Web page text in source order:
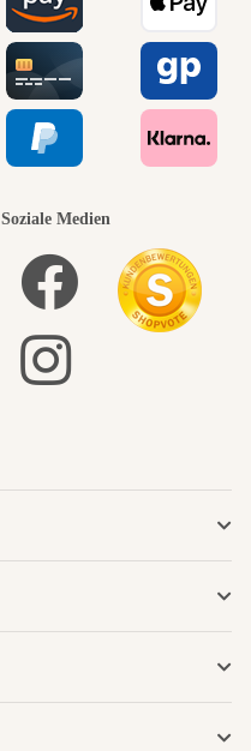
Soziale Medien